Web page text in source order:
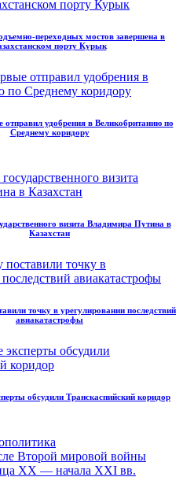
переходных мостов завершена в
порту Курык
отправил удобрения в Великобританию по
Среднему коридору
визита Владимира Путина в
Казахстан
точку в урегулировании последствий
авиакатастрофы
обсудили Транскаспийский коридор
Второй мировой войны
XX — начала XXI вв.